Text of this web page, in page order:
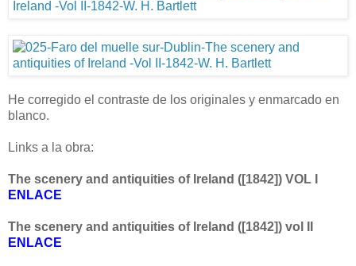
He corregido el contraste de los originales y enmarcado en
blanco.
Links a la obra:
The scenery and antiquities of Ireland ([1842]) VOL I
ENLACE
The scenery and antiquities of Ireland ([1842]) vol II
ENLACE